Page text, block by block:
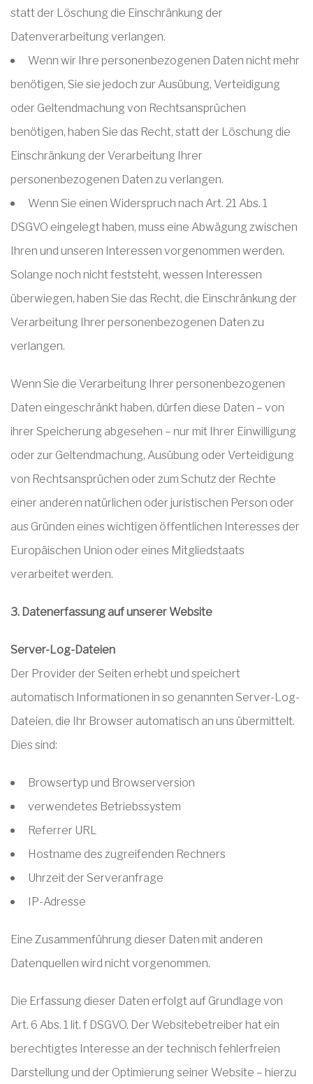
statt der Löschung die Einschränkung der
Datenverarbeitung verlangen.
Wenn wir Ihre personenbezogenen Daten nicht mehr
benötigen, Sie sie jedoch zur Ausübung, Verteidigung
oder Geltendmachung von Rechtsansprüchen
benötigen, haben Sie das Recht, statt der Löschung die
Einschränkung der Verarbeitung Ihrer
personenbezogenen Daten zu verlangen.
Wenn Sie einen Widerspruch nach Art. 21 Abs. 1
DSGVO eingelegt haben, muss eine Abwägung zwischen
Ihren und unseren Interessen vorgenommen werden.
Solange noch nicht feststeht, wessen Interessen
überwiegen, haben Sie das Recht, die Einschränkung der
Verarbeitung Ihrer personenbezogenen Daten zu
verlangen.
Wenn Sie die Verarbeitung Ihrer personenbezogenen
Daten eingeschränkt haben, dürfen diese Daten – von
ihrer Speicherung abgesehen – nur mit Ihrer Einwilligung
oder zur Geltendmachung, Ausübung oder Verteidigung
von Rechtsansprüchen oder zum Schutz der Rechte
einer anderen natürlichen oder juristischen Person oder
aus Gründen eines wichtigen öffentlichen Interesses der
Europäischen Union oder eines Mitgliedstaats
verarbeitet werden.
3. Datenerfassung auf unserer Website
Server-Log-Dateien
Der Provider der Seiten erhebt und speichert
automatisch Informationen in so genannten Server-Log-
Dateien, die Ihr Browser automatisch an uns übermittelt.
Dies sind:
Browsertyp und Browserversion
verwendetes Betriebssystem
Referrer URL
Hostname des zugreifenden Rechners
Uhrzeit der Serveranfrage
IP-Adresse
Eine Zusammenführung dieser Daten mit anderen
Datenquellen wird nicht vorgenommen.
Die Erfassung dieser Daten erfolgt auf Grundlage von
Art. 6 Abs. 1 lit. f DSGVO. Der Websitebetreiber hat ein
berechtigtes Interesse an der technisch fehlerfreien
Darstellung und der Optimierung seiner Website – hierzu